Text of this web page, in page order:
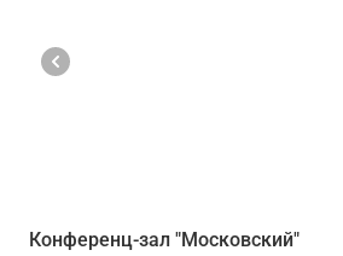
Конференц-зал "Московский"